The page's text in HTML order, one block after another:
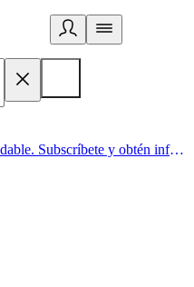
Acá comienza un estilo de vida saludable. Subscríbete y obtén información de primera mano